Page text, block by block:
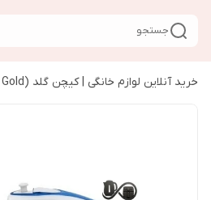
جستجو
خرید آنلاین لوازم خانگی | کیچن گلد (Kitchen Gold)